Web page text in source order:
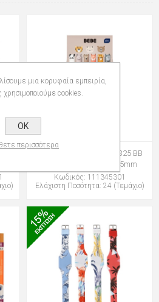
ΣΤΥΛΟ INTERDRUK 345325 BB
FRIENDS ERASABLE 0,5mm
Κωδικός: 111345301
Ελάχιστη Ποσότητα: 24 (Τεμάχιο)
μια κορυφαία εμπειρία,
χρησιμοποιούμε cookies.
OK
περισσότερα